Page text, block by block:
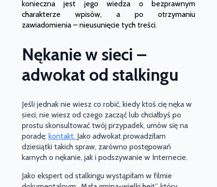
konieczna jest jego wiedza o bezprawnym
charakterze wpisów, a po otrzymaniu
zawiadomienia – nieusunięcie tych treści.
Nękanie w sieci –
adwokat od stalkingu
Jeśli jednak nie wiesz co robić, kiedy ktoś cię nęka w
sieci, nie wiesz od czego zacząć lub chciałbyś po
prostu skonsultować twój przypadek, umów się na
poradę: kontakt. Jako adwokat prowadziłam
dziesiątki takich spraw, zarówno postępowań
karnych o nękanie, jak i podszywanie w Internecie.
Jako ekspert od stalkingu wystąpiłam w filmie